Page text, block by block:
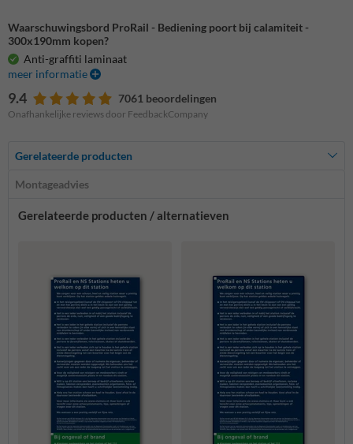
Waarschuwingsbord ProRail - Bediening poort bij calamiteit -
300x190mm kopen?
Anti-graffiti laminaat
meer informatie
9.4 7061 beoordelingen
Onafhankelijke reviews door FeedbackCompany
Gerelateerde producten
Montageadvies
Gerelateerde producten / alternatieven